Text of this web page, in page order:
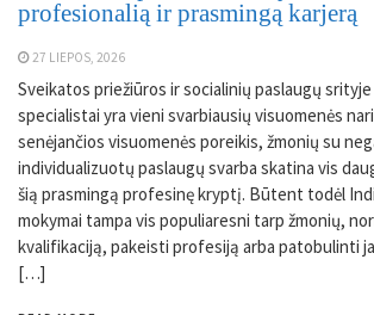
profesionalią ir prasmingą karjerą
27 LIEPOS, 2026
Sveikatos priežiūros ir socialinių paslaugų
specialistai yra vieni svarbiausių visuomenės
senėjančios visuomenės poreikis, žmonių su
individualizuotų paslaugų svarba skatina vis
šią prasmingą profesinę kryptį. Būtent todėl
mokymai tampa vis populiaresni tarp žmonių,
kvalifikaciją, pakeisti profesiją arba patobulinti
[…]